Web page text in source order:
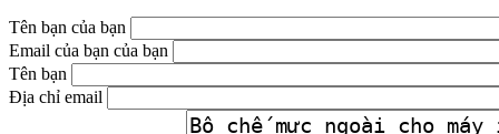
Tên bạn của bạn
Email của bạn của bạn
Tên bạn
Địa chỉ email